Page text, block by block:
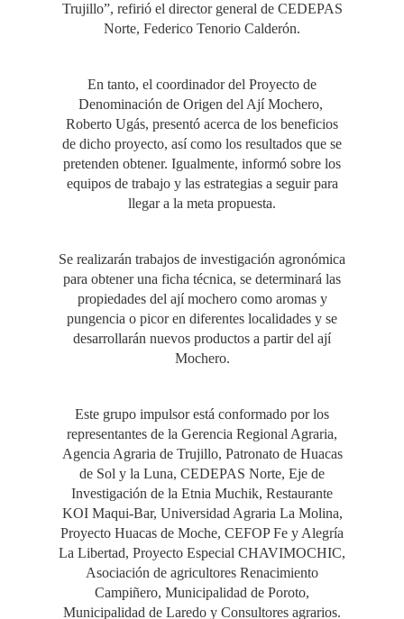
Trujillo”, refirió el director general de CEDEPAS
Norte, Federico Tenorio Calderón.
En tanto, el coordinador del Proyecto de
Denominación de Origen del Ají Mochero,
Roberto Ugás, presentó acerca de los beneficios
de dicho proyecto, así como los resultados que se
pretenden obtener. Igualmente, informó sobre los
equipos de trabajo y las estrategias a seguir para
llegar a la meta propuesta.
Se realizarán trabajos de investigación agronómica
para obtener una ficha técnica, se determinará las
propiedades del ají mochero como aromas y
pungencia o picor en diferentes localidades y se
desarrollarán nuevos productos a partir del ají
Mochero.
Este grupo impulsor está conformado por los
representantes de la Gerencia Regional Agraria,
Agencia Agraria de Trujillo, Patronato de Huacas
de Sol y la Luna, CEDEPAS Norte, Eje de
Investigación de la Etnia Muchik, Restaurante
KOI Maqui-Bar, Universidad Agraria La Molina,
Proyecto Huacas de Moche, CEFOP Fe y Alegría
La Libertad, Proyecto Especial CHAVIMOCHIC,
Asociación de agricultores Renacimiento
Campiñero, Municipalidad de Poroto,
Municipalidad de Laredo y Consultores agrarios.